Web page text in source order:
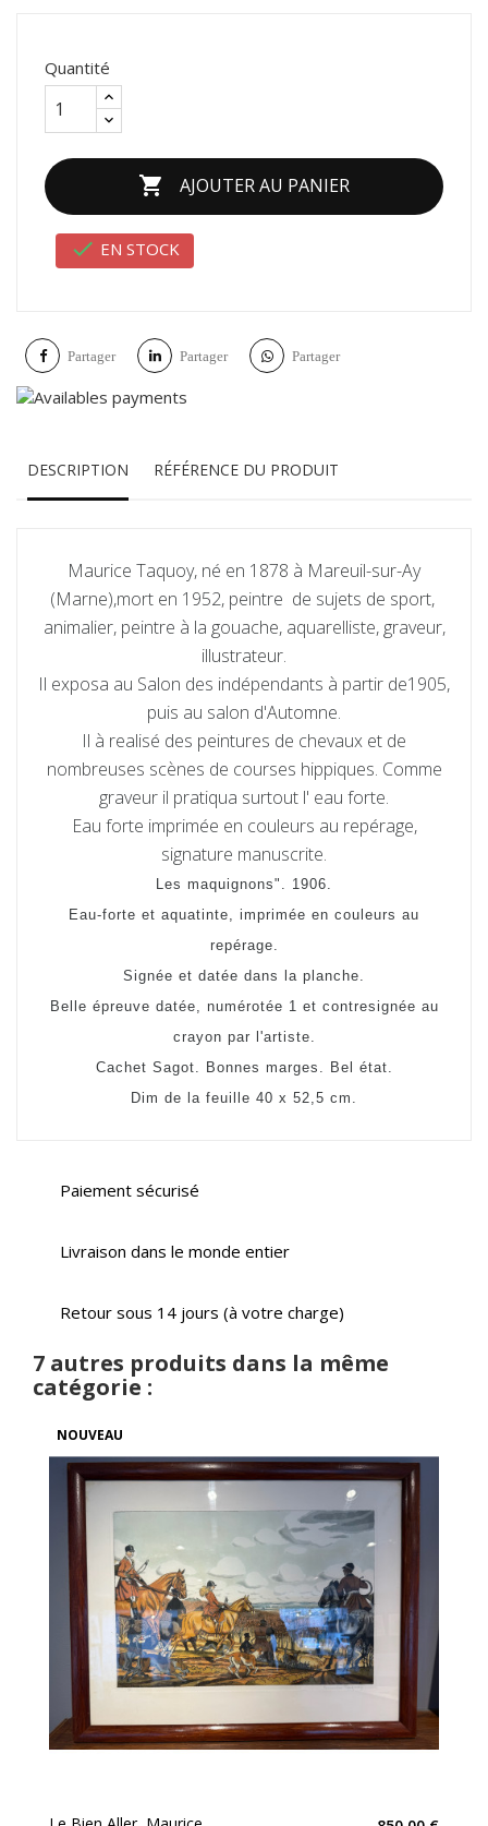
Quantité
 AJOUTER AU PANIER
 EN STOCK
Partager Partager Partager
DESCRIPTION RÉFÉRENCE DU PRODUIT
Maurice Taquoy, né en 1878 à Mareuil-sur-Ay
(Marne),mort en 1952, peintre de sujets de sport,
animalier, peintre à la gouache, aquarelliste, graveur,
illustrateur.
Il exposa au Salon des indépendants à partir de1905,
puis au salon d'Automne.
Il à realisé des peintures de chevaux et de
nombreuses scènes de courses hippiques. Comme
graveur il pratiqua surtout l' eau forte.
Eau forte imprimée en couleurs au repérage,
signature manuscrite.
Les maquignons". 1906.
Eau-forte et aquatinte, imprimée en couleurs au
repérage.
Signée et datée dans la planche.
Belle épreuve datée, numérotée 1 et contresignée au
crayon par l'artiste.
Cachet Sagot. Bonnes marges. Bel état.
Dim de la feuille 40 x 52,5 cm.
Paiement sécurisé
Livraison dans le monde entier
Retour sous 14 jours (à votre charge)
7 autres produits dans la même
catégorie :
NOUVEAU